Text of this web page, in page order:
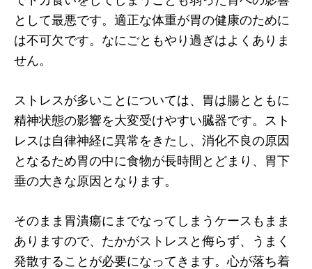
として最悪です。適正な体重が胃の健康のために
は不可欠です。なにごともやり過ぎはよくありま
せん。
ストレスが多いことについては、胃は腸とともに
精神状態の影響を大変受けやすい臓器です。スト
レスは自律神経に異常をきたし、消化不良の原因
となるため胃の中に食物が長時間とどまり、胃下
垂の大きな原因となります。
そのまま胃潰瘍にまでなってしまうケースもまま
ありますので、たかがストレスと侮らず、うまく
発散することが必要になってきます。心が落ち着